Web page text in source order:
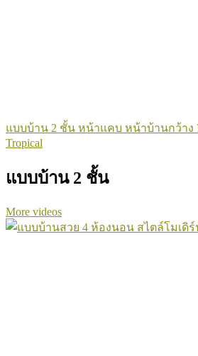
แบบบ้าน 2 ชั้น หน้าแคบ หน้าบ้านกว้าง
Tropical
แบบบ้าน 2 ชั้น
More videos